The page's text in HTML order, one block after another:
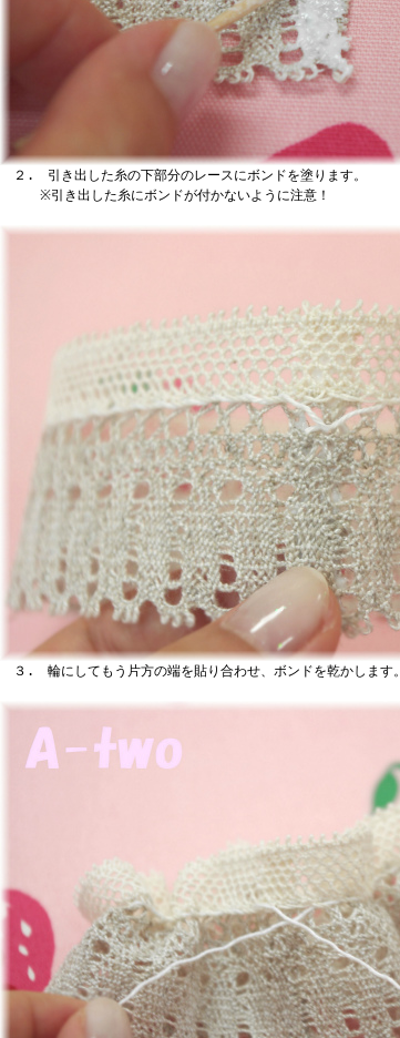
２. 引き出した糸の下部分のレースにボンドを塗ります。
※引き出した糸にボンドが付かないように注意！
３. 輪にしてもう片方の端を貼り合わせ、ボンドを乾かします。